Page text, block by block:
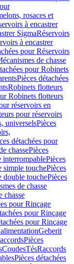
rosaces et
à encastrer
SigmaRéservoirs
à encastrer
pour Réservoirs
de chasse
pour Robinets
Pièces détachées
Robinets flotteurs
Robinets flotteurs
réservoirs en
pour réservoirs
universelsPièces
détachées pour
chassePièces
interrompablePièces
simple touchePièces
double touchePièces
de chasse
chasse
pour Rinçage
pour Rinçage
pour Rinçage
Geberit
Pièces
CoudesTésRaccords
Pièces détachées